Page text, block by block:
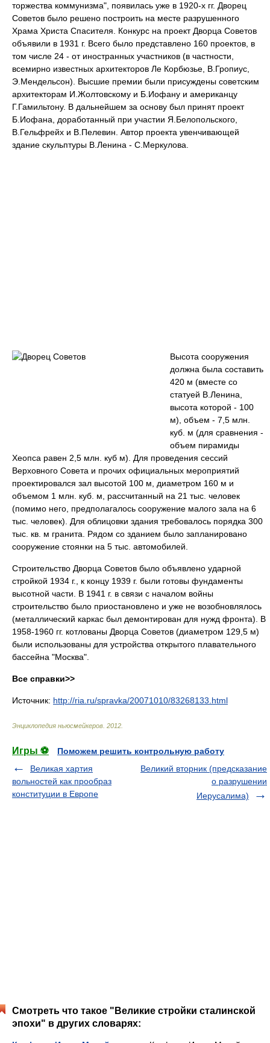
торжества коммунизма", появилась уже в 1920-х гг. Дворец
Советов было решено построить на месте разрушенного
Храма Христа Спасителя. Конкурс на проект Дворца Советов
объявили в 1931 г. Всего было представлено 160 проектов, в
том числе 24 - от иностранных участников (в частности,
всемирно известных архитекторов Ле Корбюзье, В.Гропиус,
Э.Мендельсон). Высшие премии были присуждены советским
архитекторам И.Жолтовскому и Б.Иофану и американцу
Г.Гамильтону. В дальнейшем за основу был принят проект
Б.Иофана, доработанный при участии Я.Белопольского,
В.Гельфрейх и В.Пелевин. Автор проекта увенчивающей
здание скульптуры В.Ленина - С.Меркулова.
Высота сооружения
должна была составить
420 м (вместе со
статуей В.Ленина,
высота которой - 100
м), объем - 7,5 млн.
куб. м (для сравнения -
объем пирамиды
Хеопса равен 2,5 млн. куб м). Для проведения сессий
Верховного Совета и прочих официальных мероприятий
проектировался зал высотой 100 м, диаметром 160 м и
объемом 1 млн. куб. м, рассчитанный на 21 тыс. человек
(помимо него, предполагалось сооружение малого зала на 6
тыс. человек). Для облицовки здания требовалось порядка 300
тыс. кв. м гранита. Рядом со зданием было запланировано
сооружение стоянки на 5 тыс. автомобилей.
Строительство Дворца Советов было объявлено ударной
стройкой 1934 г., к концу 1939 г. были готовы фундаменты
высотной части. В 1941 г. в связи с началом войны
строительство было приостановлено и уже не возобновлялось
(металлический каркас был демонтирован для нужд фронта). В
1958-1960 гг. котлованы Дворца Советов (диаметром 129,5 м)
были использованы для устройства открытого плавательного
бассейна "Москва".
Все справки>>
Источник: http://ria.ru/spravka/20071010/83268133.html
Энциклопедия ньюсмейкеров 2012
Игры ⚽
Поможем решить контрольную работу
Великая хартия
вольностей как прообраз
конституции в Европе
Великий вторник (предсказание
о разрушении
Иерусалима)
Смотреть что такое "Великие стройки сталинской
эпохи" в других словарях: